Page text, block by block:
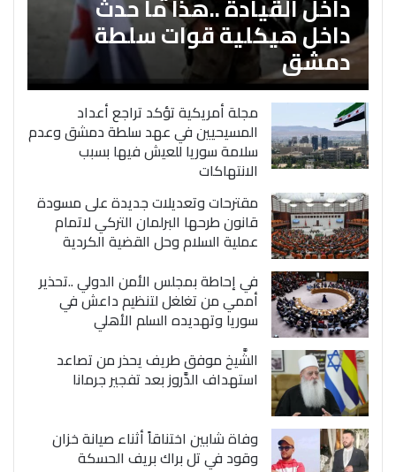
داخل هيكلية قوات سلطة
دمشق
مجلة أمريكية تؤكد تراجع أعداد
المسيحيين في عهد سلطة دمشق وعدم
سلامة سوريا للعيش فيها بسبب
الانتهاكات
مقترحات وتعديلات جديدة على مسودة
قانون طرحها البرلمان التركي لاتمام
عملية السلام وحل القضية الكردية
في إحاطة بمجلس الأمن الدولي ..تحذير
أممي من تغلغل لتنظيم داعش في
سوريا وتهديده السلم الأهلي
الشَّيخ موفق طريف يحذر من تصاعد
استهداف الدَّروز بعد تفجير جرمانا
وفاة شابين اختناقاً أثناء صيانة خزان
وقود في تل براك بريف الحسكة